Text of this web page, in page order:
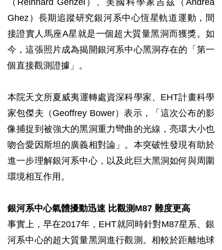
（Reinhard Genzel）、美國科學家吉茲（Andrea
Ghez）長期追蹤研究銀河系中心恆星軌道運動，間
接證實人馬座A星就是一個超大質量黑洞而獲獎。如
今，這張照片成為揭開銀河系中心黑洞存在的「第一
個直接觀測證據」。
本院天文所夏威夷運轉處資深科學家、EHT計畫科學
家包傑夫（Geoffrey Bower）表示，「這次公布的影
像捕捉到被強大的黑洞重力彎曲的光線，亮環大小也
吻合愛因斯坦的廣義相對論」。本突破性發現有助於
進一步理解銀河系中心，以及此巨大黑洞如何與周圍
環境相互作用。
銀河系中心氣體擾動迅速 比觀測M87 難度更高
事實上，早在2017年，EHT就同時針對M87星系、銀
河系中心的超大質量黑洞進行觀測。相較於距離地球